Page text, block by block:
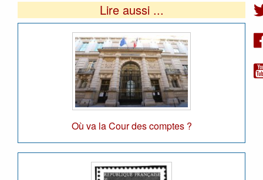
Lire aussi ...
Où va la Cour des comptes ?